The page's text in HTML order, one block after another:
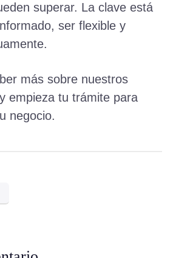
superar. La clave está
ser flexible y
más sobre nuestros
empieza tu trámite para
negocio.